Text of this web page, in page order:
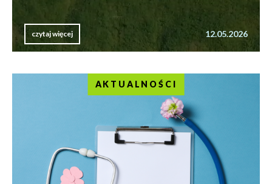
czytaj więcej 12.05.2026
AKTUALNOŚCI